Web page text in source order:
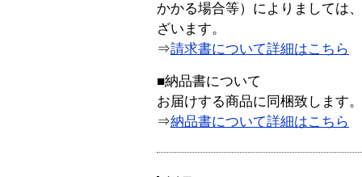
かかる場合等）によりましては
ざいます。
⇒請求書について詳細はこちら
■納品書について
お届けする商品に同梱致します。
⇒納品書について詳細はこちら